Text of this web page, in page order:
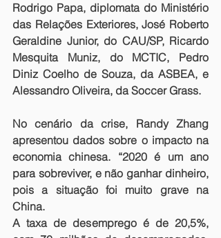
Rodrigo Papa, diplomata do Ministério
das Relações Exteriores, José Roberto
Geraldine Junior, do CAU/SP, Ricardo
Mesquita Muniz, do MCTIC, Pedro
Diniz Coelho de Souza, da ASBEA, e
Alessandro Oliveira, da Soccer Grass.
No cenário da crise, Randy Zhang
apresentou dados sobre o impacto na
economia chinesa. “2020 é um ano
para sobreviver, e não ganhar dinheiro,
pois a situação foi muito grave na
China.
A taxa de desemprego é de 20,5%,